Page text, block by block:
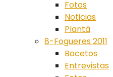
Fotos
Noticias
Plantà
8-Fogueres 2011
Bocetos
Entrevistas